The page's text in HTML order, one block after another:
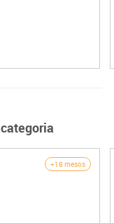
+18 mesos